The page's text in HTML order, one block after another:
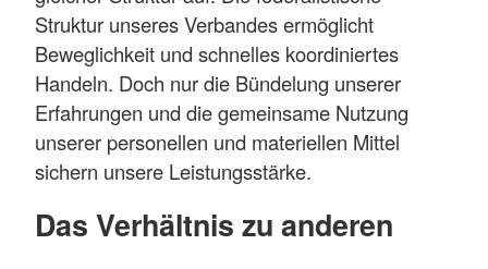
Struktur unseres Verbandes ermöglicht
Beweglichkeit und schnelles koordiniertes
Handeln. Doch nur die Bündelung unserer
Erfahrungen und die gemeinsame Nutzung
unserer personellen und materiellen Mittel
sichern unsere Leistungsstärke.
Das Verhältnis zu anderen